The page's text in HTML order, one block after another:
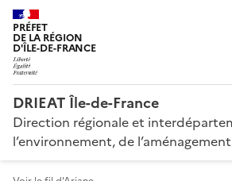
PRÉFET
DE LA RÉGION
D'ÎLE-DE-FRANCE
DRIEAT Île-de-France
Direction régionale et
l’environnement, de